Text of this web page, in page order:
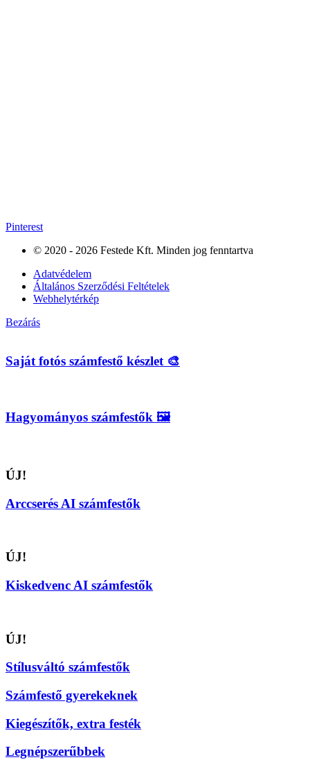
Pinterest
© 2020 - 2026 Festede Kft. Minden jog fenntartva
Adatvédelem
Általános Szerződési Feltételek
Webhelytérkép
Bezárás
Saját fotós számfestő készlet 🎨
Hagyományos számfestők 🖼️
ÚJ!
Arccserés AI számfestők
ÚJ!
Kiskedvenc AI számfestők
ÚJ!
Stílusváltó számfestők
Számfestő gyerekeknek
Kiegészítők, extra festék
Legnépszerűbbek